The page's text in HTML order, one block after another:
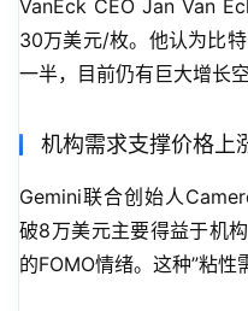
VanEck CEO Jan Van
30万美元/枚。他认为比
一半，目前仍有巨大增长空
机构需求支撑价格上
Gemini联合创始人
破8万美元主要得益于机
的FOMO情绪。这种”粘性